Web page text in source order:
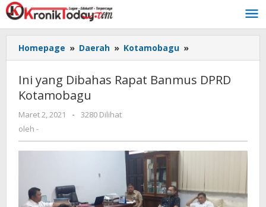
Lewati
ke
konten
Homepage » Daerah » Kotamobagu »
yang
Rapat
Ini yang Dibahas Rapat Banmus DPRD
Kotamobagu
Maret 2, 2021
oleh
-
3280 Dilihat
oleh -